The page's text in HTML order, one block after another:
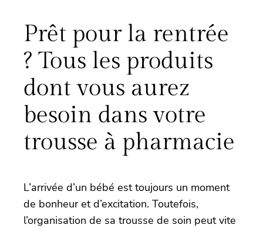
Prêt pour la rentrée
? Tous les produits
dont vous aurez
besoin dans votre
trousse à pharmacie
L’arrivée d’un bébé est toujours un moment
de bonheur et d’excitation. Toutefois,
l’organisation de sa trousse de soin peut vite